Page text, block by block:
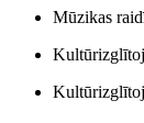
Mūzikas